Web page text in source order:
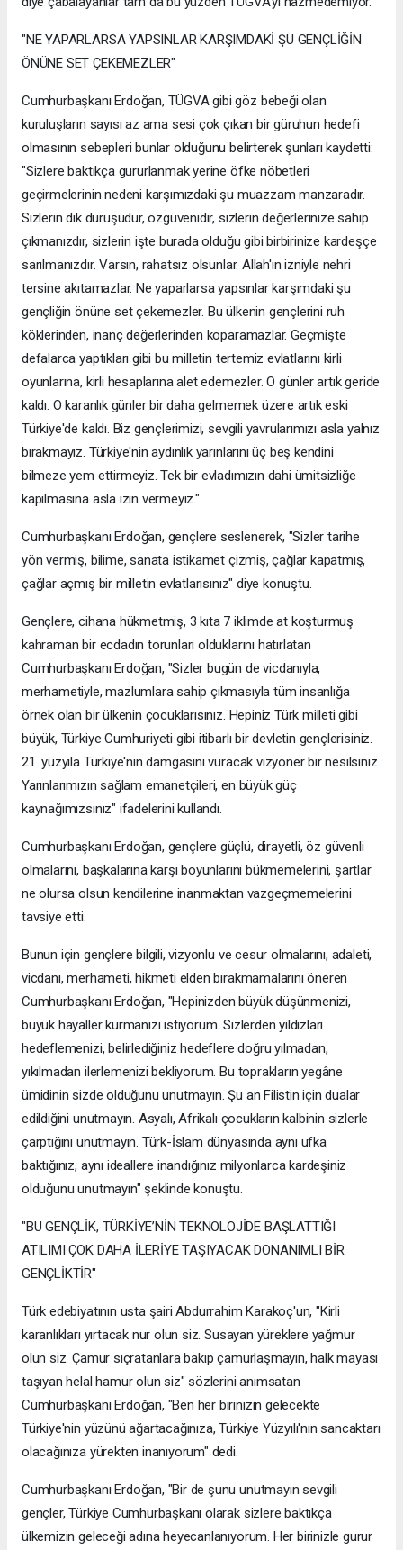
"NE YAPARLARSA YAPSINLAR KARŞIMDAKİ ŞU GENÇLİĞİN
ÖNÜNE SET ÇEKEMEZLER"
Cumhurbaşkanı Erdoğan, TÜGVA gibi göz bebeği olan
kuruluşların sayısı az ama sesi çok çıkan bir güruhun hedefi
olmasının sebepleri bunlar olduğunu belirterek şunları kaydetti:
"Sizlere baktıkça gururlanmak yerine öfke nöbetleri
geçirmelerinin nedeni karşımızdaki şu muazzam manzaradır.
Sizlerin dik duruşudur, özgüvenidir, sizlerin değerlerinize sahip
çıkmanızdır, sizlerin işte burada olduğu gibi birbirinize kardeşçe
sarılmanızdır. Varsın, rahatsız olsunlar. Allah'ın izniyle nehri
tersine akıtamazlar. Ne yaparlarsa yapsınlar karşımdaki şu
gençliğin önüne set çekemezler. Bu ülkenin gençlerini ruh
köklerinden, inanç değerlerinden koparamazlar. Geçmişte
defalarca yaptıkları gibi bu milletin tertemiz evlatlarını kirli
oyunlarına, kirli hesaplarına alet edemezler. O günler artık geride
kaldı. O karanlık günler bir daha gelmemek üzere artık eski
Türkiye'de kaldı. Biz gençlerimizi, sevgili yavrularımızı asla yalnız
bırakmayız. Türkiye'nin aydınlık yarınlarını üç beş kendini
bilmeze yem ettirmeyiz. Tek bir evladımızın dahi ümitsizliğe
kapılmasına asla izin vermeyiz."
Cumhurbaşkanı Erdoğan, gençlere seslenerek, "Sizler tarihe
yön vermiş, bilime, sanata istikamet çizmiş, çağlar kapatmış,
çağlar açmış bir milletin evlatlarısınız" diye konuştu.
Gençlere, cihana hükmetmiş, 3 kıta 7 iklimde at koşturmuş
kahraman bir ecdadın torunları olduklarını hatırlatan
Cumhurbaşkanı Erdoğan, "Sizler bugün de vicdanıyla,
merhametiyle, mazlumlara sahip çıkmasıyla tüm insanlığa
örnek olan bir ülkenin çocuklarısınız. Hepiniz Türk milleti gibi
büyük, Türkiye Cumhuriyeti gibi itibarlı bir devletin gençlerisiniz.
21. yüzyıla Türkiye'nin damgasını vuracak vizyoner bir nesilsiniz.
Yarınlarımızın sağlam emanetçileri, en büyük güç
kaynağımızsınız" ifadelerini kullandı.
Cumhurbaşkanı Erdoğan, gençlere güçlü, dirayetli, öz güvenli
olmalarını, başkalarına karşı boyunlarını bükmemelerini, şartlar
ne olursa olsun kendilerine inanmaktan vazgeçmemelerini
tavsiye etti.
Bunun için gençlere bilgili, vizyonlu ve cesur olmalarını, adaleti,
vicdanı, merhameti, hikmeti elden bırakmamalarını öneren
Cumhurbaşkanı Erdoğan, "Hepinizden büyük düşünmenizi,
büyük hayaller kurmanızı istiyorum. Sizlerden yıldızları
hedeflemenizi, belirlediğiniz hedeflere doğru yılmadan,
yıkılmadan ilerlemenizi bekliyorum. Bu toprakların yegâne
ümidinin sizde olduğunu unutmayın. Şu an Filistin için dualar
edildiğini unutmayın. Asyalı, Afrikalı çocukların kalbinin sizlerle
çarptığını unutmayın. Türk-İslam dünyasında aynı ufka
baktığınız, aynı ideallere inandığınız milyonlarca kardeşiniz
olduğunu unutmayın" şeklinde konuştu.
"BU GENÇLİK, TÜRKİYE’NİN TEKNOLOJİDE BAŞLATTIĞI
ATILIMI ÇOK DAHA İLERİYE TAŞIYACAK DONANIMLI BİR
GENÇLİKTİR"
Türk edebiyatının usta şairi Abdurrahim Karakoç'un, "Kirli
karanlıkları yırtacak nur olun siz. Susayan yüreklere yağmur
olun siz. Çamur sıçratanlara bakıp çamurlaşmayın, halk mayası
taşıyan helal hamur olun siz" sözlerini anımsatan
Cumhurbaşkanı Erdoğan, "Ben her birinizin gelecekte
Türkiye'nin yüzünü ağartacağınıza, Türkiye Yüzyılı'nın sancaktarı
olacağınıza yürekten inanıyorum" dedi.
Cumhurbaşkanı Erdoğan, "Bir de şunu unutmayın sevgili
gençler, Türkiye Cumhurbaşkanı olarak sizlere baktıkça
ülkemizin geleceği adına heyecanlanıyorum. Her birinizle gurur